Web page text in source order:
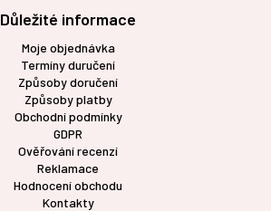
Důležité informace
Moje objednávka
Termíny duručení
Způsoby doručení
Způsoby platby
Obchodní podmínky
GDPR
Ověřování recenzí
Reklamace
Hodnocení obchodu
Kontakty